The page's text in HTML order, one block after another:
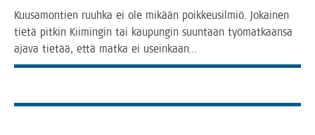
Kuusa­mon­tien ruuh­ka ei ole mikään poik­keus­il­miö. Jokai­nen
tie­tä pit­kin Kii­min­gin tai kau­pun­gin suun­taan työ­mat­kaan­sa
aja­va tie­tää, että mat­ka ei useinkaan…